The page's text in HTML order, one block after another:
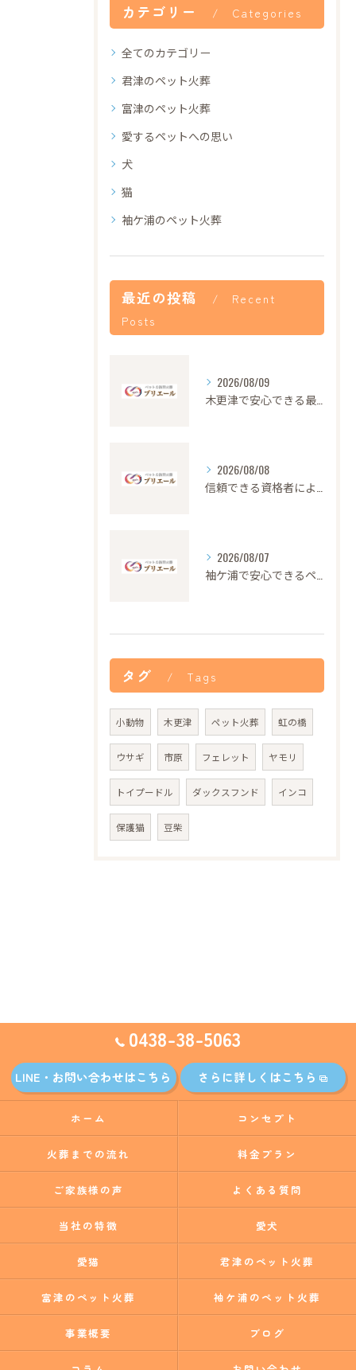
カテゴリー Categories
全てのカテゴリー
君津のペット火葬
富津のペット火葬
愛するペットへの思い
犬
猫
袖ケ浦のペット火葬
最近の投稿
Recent
Posts
2026/08/09
2026/08/08
2026/08/07
タグ Tags
小動物 木更津 ペット火葬 虹の橋
ウサギ 市原 フェレット ヤモリ
トイプードル ダックスフンド インコ
保護猫 豆柴
0438-38-5063
LINE・お問い合わせはこちら さらに詳しくはこちら
ホーム コンセプト
火葬までの流れ 料金プラン
ご家族様の声 よくある質問
当社の特徴 愛犬
愛猫 君津のペット火葬
富津のペット火葬 袖ケ浦のペット火葬
事業概要 ブログ